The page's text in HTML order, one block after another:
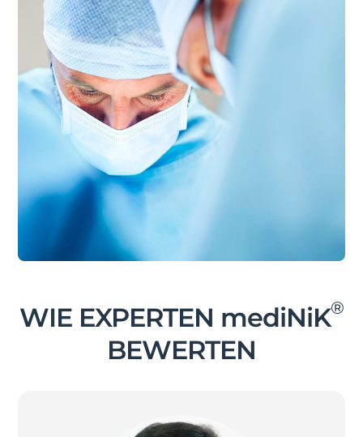
relevant sein. Studien zeigen, dass Restfragmente
kleiner als 4 mm ebenso klinisch relevant sind wie
größere Fragmente. Je kleiner die Restfragmente
sind, desto höher ist die Wahrscheinlichkeit, dass
sie spontan abgehen. Es gibt jedoch Hinweise
darauf, dass selbst Fragmente unter 1 mm, auch
Dust genannt, nicht immer spontan abgehen
und sich vergrößern können. Es gibt Hinweise,
dass ein höheres Risiko für ein Wiederauftreten
der Erkrankung bei Patienten mit
Restfragmenten unter 1 mm besteht im Vergleich
zu Patienten, die vollständig steinfrei sind. Mit
dem Hydrogel mediNiK
Nierensteinfragmente entfernt werden, um den
WIE EXPERTEN mediNiK®
BEWERTEN